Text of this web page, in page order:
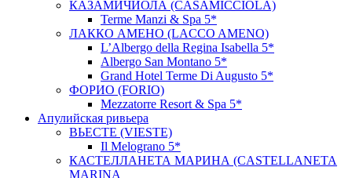
КАЗАМИЧИОЛА (CASAMICCIOLA)
Terme Manzi & Spa 5*
ЛАККО АМЕНО (LACCO AMENO)
L’Albergo della Regina Isabella 5*
Albergo San Montano 5*
Grand Hotel Terme Di Augusto 5*
ФОРИО (FORIO)
Mezzatorre Resort & Spa 5*
Апулийская ривьера
ВЬЕСТЕ (VIESTE)
Il Melograno 5*
КАСТЕЛЛАНЕТА МАРИНА (CASTELLANETA
MARINA